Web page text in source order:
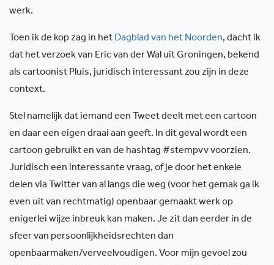
werk.
Toen ik de kop zag in het Dagblad van het Noorden, dacht ik
dat het verzoek van Eric van der Wal uit Groningen, bekend
als cartoonist Pluis, juridisch interessant zou zijn in deze
context.
Stel namelijk dat iemand een Tweet deelt met een cartoon
en daar een eigen draai aan geeft. In dit geval wordt een
cartoon gebruikt en van de hashtag #stempvv voorzien.
Juridisch een interessante vraag, of je door het enkele
delen via Twitter van al langs die weg (voor het gemak ga ik
even uit van rechtmatig) openbaar gemaakt werk op
enigerlei wijze inbreuk kan maken. Je zit dan eerder in de
sfeer van persoonlijkheidsrechten dan
openbaarmaken/verveelvoudigen. Voor mijn gevoel zou